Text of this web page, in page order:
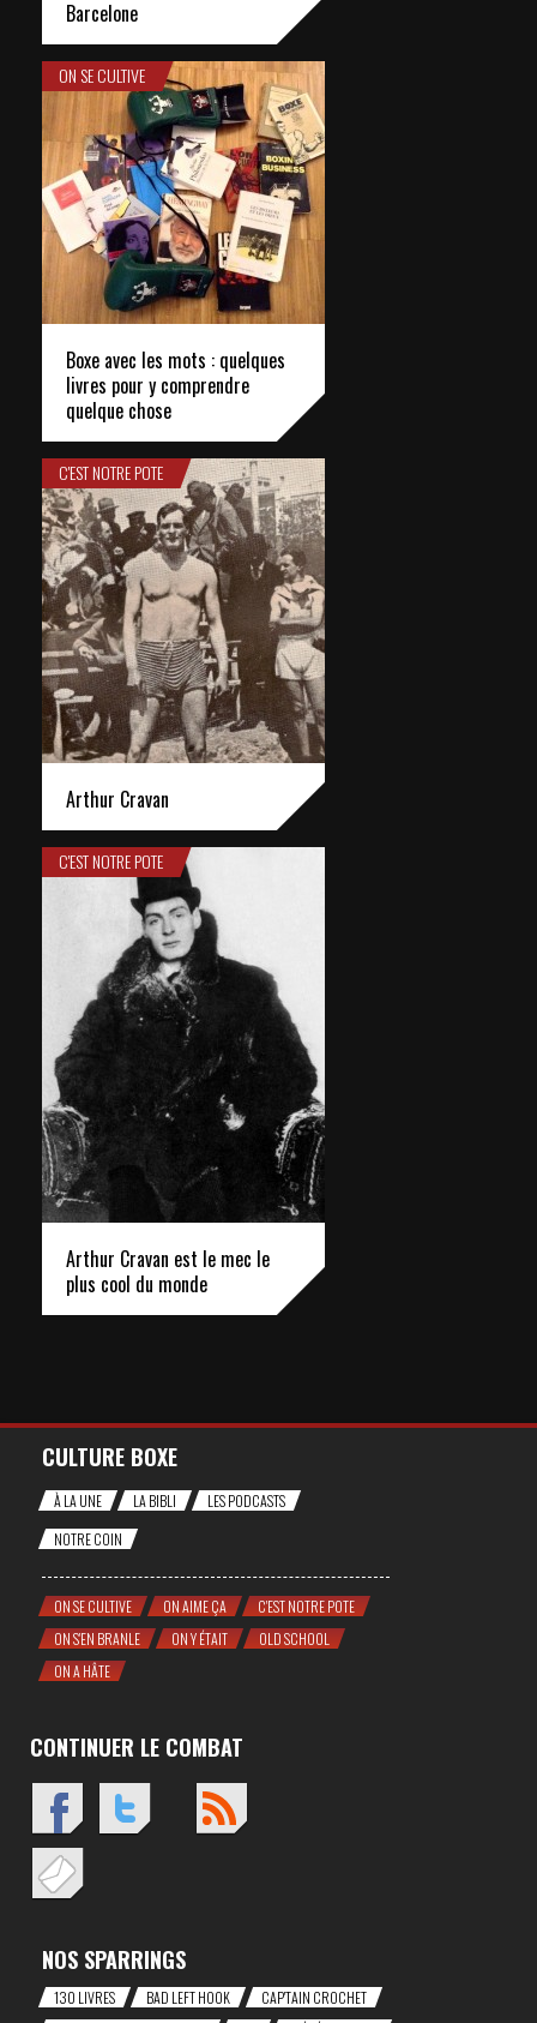
Barcelone
ON SE CULTIVE
Boxe avec les mots : quelques
livres pour y comprendre
quelque chose
C'EST NOTRE POTE
Arthur Cravan
C'EST NOTRE POTE
Arthur Cravan est le mec le
plus cool du monde
CULTURE BOXE
À LA UNE LA BIBLI
LES PODCASTS
NOTRE COIN
ON SE CULTIVE ON AIME ÇA
C'EST NOTRE POTE
ON S'EN BRANLE
ON Y ÉTAIT
OLD SCHOOL
ON A HÂTE
CONTINUER LE COMBAT
NOS SPARRINGS
130 LIVRES BAD LEFT HOOK
CAP'TAIN CROCHET